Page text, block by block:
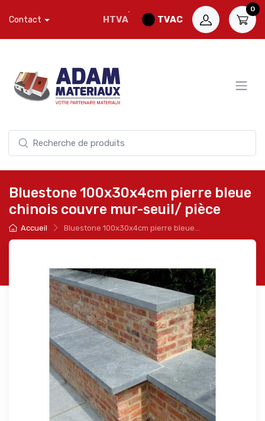
Contact HTVA TVAC
0
Bluestone 100x30x4cm pierre bleue
chinois couvre mur-seuil/ pièce
Accueil Bluestone 100x30x4cm pierre bleue...